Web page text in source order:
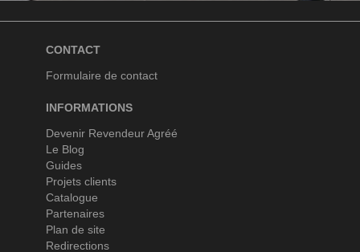
CONTACT
Formulaire de contact
INFORMATIONS
Devenir Revendeur Agréé
Le Blog
Guides
Projets clients
Catalogue
Partenaires
Plan de site
Redirections